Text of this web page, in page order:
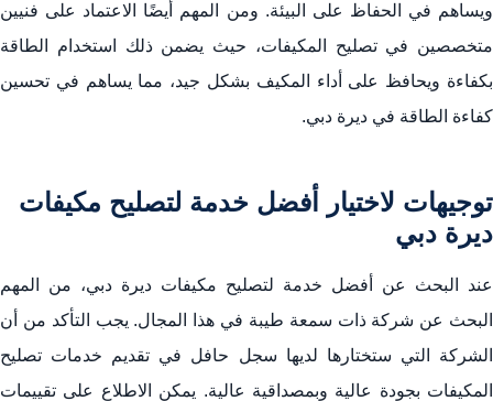
ويساهم في الحفاظ على البيئة. ومن المهم أيضًا الاعتماد على فنيين
متخصصين في تصليح المكيفات، حيث يضمن ذلك استخدام الطاقة
بكفاءة ويحافظ على أداء المكيف بشكل جيد، مما يساهم في تحسين
كفاءة الطاقة في ديرة دبي.
توجيهات لاختيار أفضل خدمة ل‏تصليح مكيفات
ديرة دبي
عند البحث عن أفضل خدمة ل‏تصليح مكيفات ديرة دبي، من المهم
البحث عن شركة ذات سمعة طيبة في هذا المجال. يجب التأكد من أن
الشركة التي ستختارها لديها سجل حافل في تقديم خدمات تصليح
المكيفات بجودة عالية وبمصداقية عالية. يمكن الاطلاع على تقييمات